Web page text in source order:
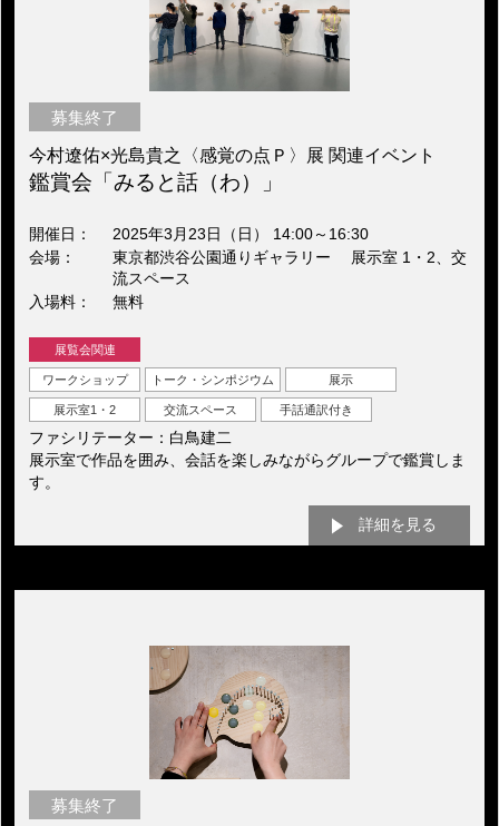
募集終了
今村遼佑×光島貴之〈感覚の点Ｐ〉展 関連イベント
鑑賞会「みると話（わ）」
開催日
2025年3月23日（日） 14:00～16:30
会場
東京都渋谷公園通りギャラリー 展示室 1・2、交
流スペース
入場料
無料
展覧会関連
ワークショップ トーク・シンポジウム 展示
展示室1・2 交流スペース 手話通訳付き
ファシリテーター：白鳥建二
展示室で作品を囲み、会話を楽しみながらグループで鑑賞しま
す。
詳細を見る
募集終了